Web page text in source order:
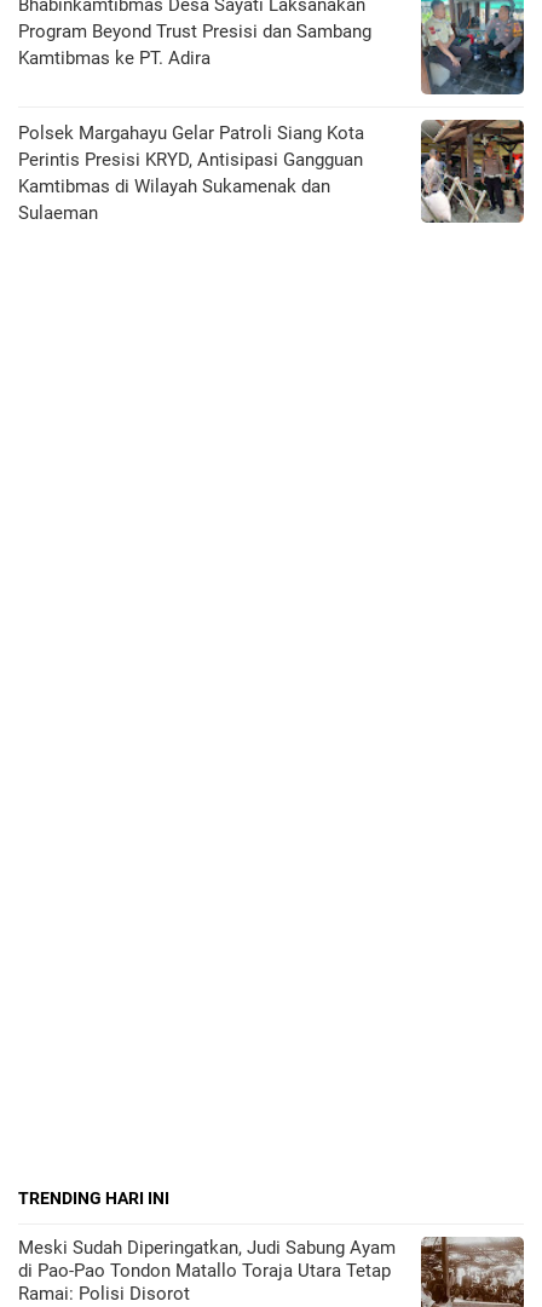
Bhabinkamtibmas Desa Sayati Laksanakan
Program Beyond Trust Presisi dan Sambang
Kamtibmas ke PT. Adira
Polsek Margahayu Gelar Patroli Siang Kota
Perintis Presisi KRYD, Antisipasi Gangguan
Kamtibmas di Wilayah Sukamenak dan
Sulaeman
TRENDING HARI INI
Meski Sudah Diperingatkan, Judi Sabung Ayam
di Pao-Pao Tondon Matallo Toraja Utara Tetap
Ramai: Polisi Disorot